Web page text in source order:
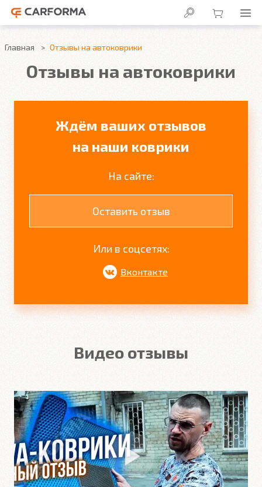
Главная Отзывы на автоковрики
Отзывы на автоковрики
Ждём ваших отзывов
на наши коврики
На сайте:
Оставить отзыв
Или в соцсетях:
Вконтакте
Видео отзывы